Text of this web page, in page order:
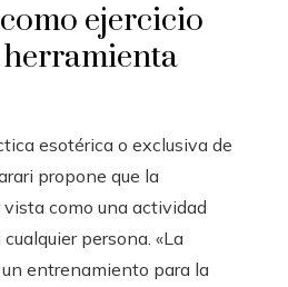
ejercicio
esotérica o exclusiva de
propone que la
como una actividad
persona. «La
entrenamiento para la